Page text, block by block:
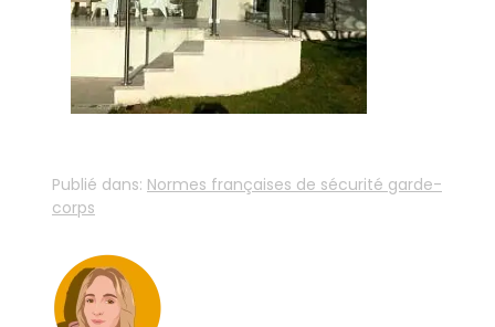
Publié dans: Normes françaises de sécurité garde-
corps